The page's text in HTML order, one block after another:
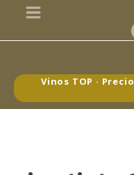
Vinos TOP ·